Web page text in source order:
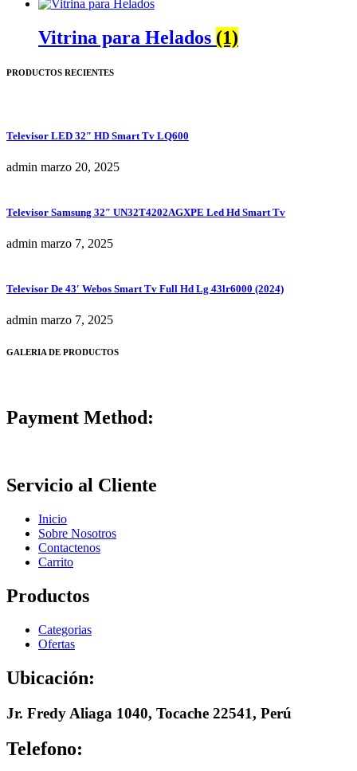
Vitrina para Helados (1)
PRODUCTOS RECIENTES
Televisor LED 32″ HD Smart Tv LQ600
admin marzo 20, 2025
Televisor Samsung 32″ UN32T4202AGXPE Led Hd Smart Tv
admin marzo 7, 2025
Televisor De 43′ Webos Smart Tv Full Hd Lg 43lr6000 (2024)
admin marzo 7, 2025
GALERIA DE PRODUCTOS
Payment Method:
Servicio al Cliente
Inicio
Sobre Nosotros
Contactenos
Carrito
Productos
Categorias
Ofertas
Ubicación:
Jr. Fredy Aliaga 1040, Tocache 22541, Perú
Telefono: